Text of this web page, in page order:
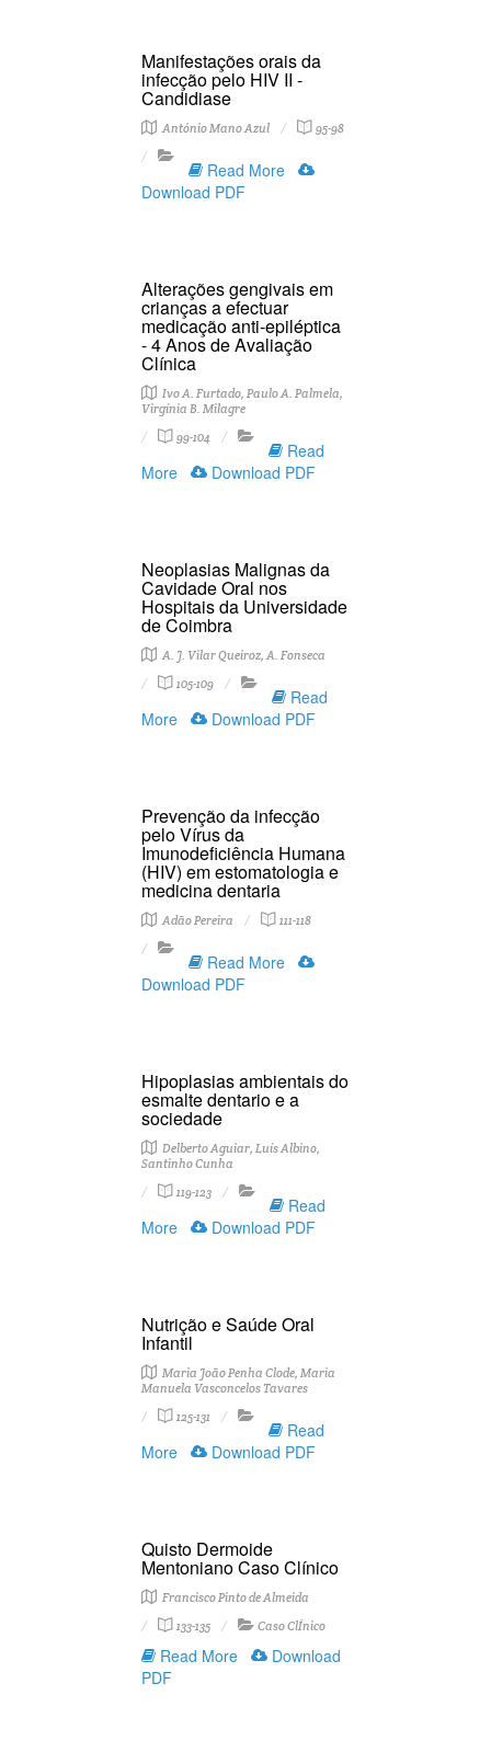
Manifestações orais da
infecção pelo HIV II -
Candidiase
António Mano Azul 95-98
Read More
Download PDF
Alterações gengivais em
crianças a efectuar
medicação anti-epiléptica
- 4 Anos de Avaliação
Clínica
Ivo A. Furtado, Paulo A. Palmela,
Virgínia B. Milagre
99-104
Read
More
Download PDF
Neoplasias Malignas da
Cavidade Oral nos
Hospitais da Universidade
de Coimbra
A. J. Vilar Queiroz, A. Fonseca
105-109
Read
More
Download PDF
Prevenção da infecção
pelo Vírus da
Imunodeficiência Humana
(HIV) em estomatologia e
medicina dentaria
Adão Pereira 111-118
Read More
Download PDF
Hipoplasias ambientais do
esmalte dentario e a
sociedade
Delberto Aguiar, Luís Albino,
Santinho Cunha
119-123
Read
More
Download PDF
Nutrição e Saúde Oral
Infantil
Maria João Penha Clode, Maria
Manuela Vasconcelos Tavares
125-131
Read
More
Download PDF
Quisto Dermoide
Mentoniano Caso Clínico
Francisco Pinto de Almeida
133-135
Caso ClÍnico
Read More
Download
PDF